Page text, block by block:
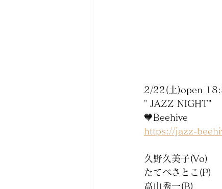
2/22(土)open
" JAZZ NIGHT"
🧡Beehive
https://jazz-
久野久美子(Vo)
たてべさとこ(P)
高山秀一(B)